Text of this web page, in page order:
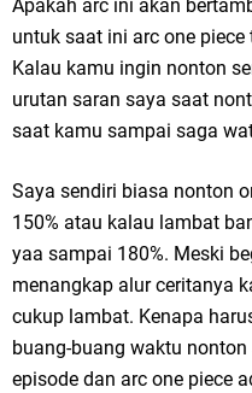
Apakah arc ini akan
untuk saat ini arc one
Kalau kamu ingin nonton
urutan saran saya saat
saat kamu sampai saga
Saya sendiri biasa nonton
150% atau kalau lambat
yaa sampai 180%. Meski
menangkap alur ceritanya
cukup lambat. Kenapa
buang-buang waktu
episode dan arc one piece